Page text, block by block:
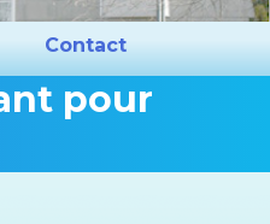
Contact
pour
êtes